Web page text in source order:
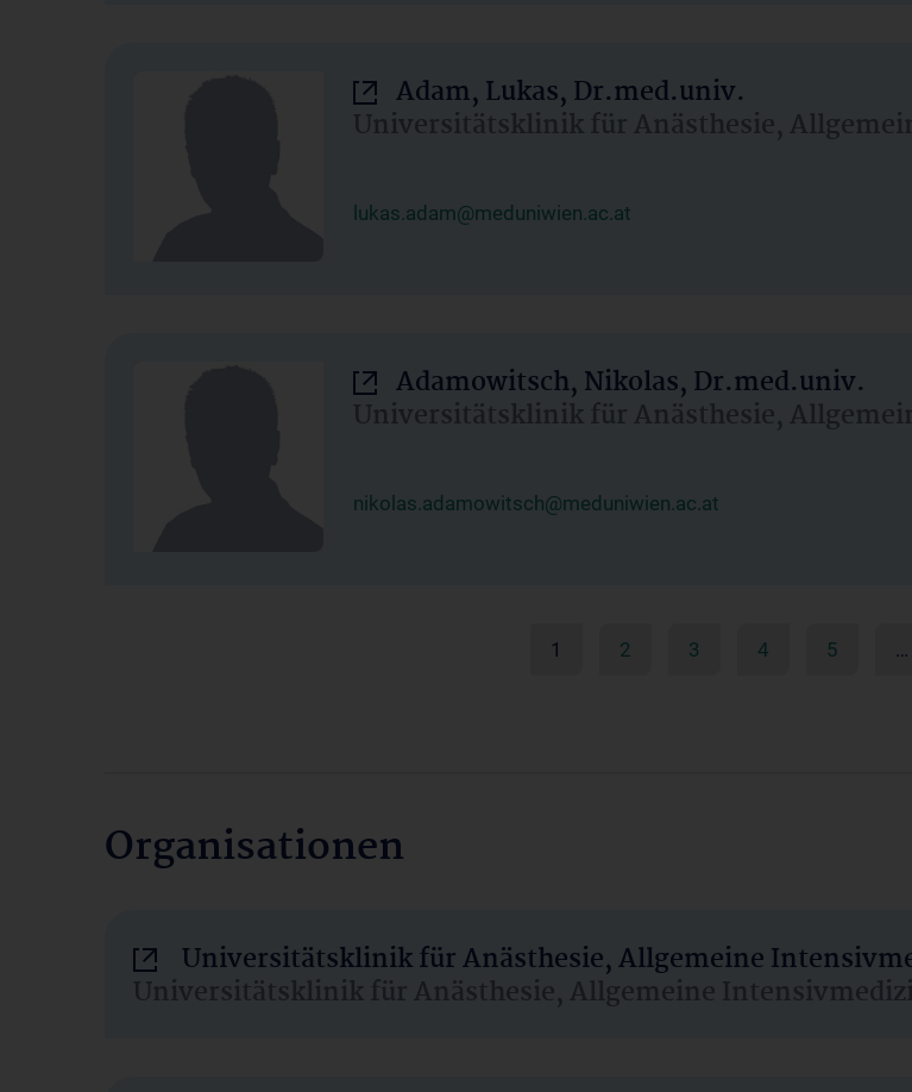
Adam, Lukas, Dr.med.univ.
Universitätsklinik für Anästhesie,
lukas.adam@meduniwien.ac.at
Adamowitsch, Nikolas, Dr.med.univ.
Universitätsklinik für Anästhesie,
nikolas.adamowitsch@meduniwien.ac.at
1 2 3 4 5 …
Organisationen
Universitätsklinik für Anästhesie, Allgemeine
Universitätsklinik für Anästhesie, Allgemeine